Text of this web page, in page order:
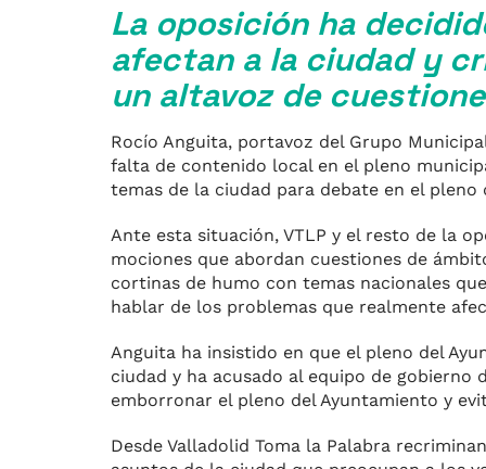
La oposición ha
afectan a la ciudad y
un altavoz de
Rocío Anguita, portavoz del Grupo
falta de contenido local en el pleno
temas de la ciudad para debate en el
Ante esta situación, VTLP y el resto de la
mociones que abordan cuestiones de
cortinas de humo con temas nacionales
hablar de los problemas que realmente
Anguita ha insistido en que el pleno del
ciudad y ha acusado al equipo de
emborronar el pleno del Ayuntamiento y
Desde Valladolid Toma la Palabra